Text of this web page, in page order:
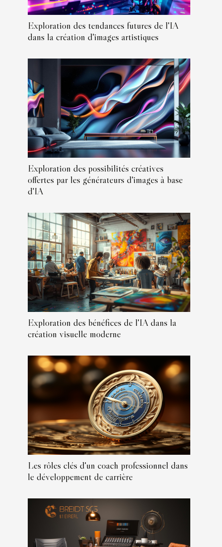
Exploration des tendances futures de l'IA
dans la création d'images artistiques
Exploration des possibilités créatives
offertes par les générateurs d'images à base
d'IA
Exploration des bénéfices de l'IA dans la
création visuelle moderne
Les rôles clés d'un coach professionnel dans
le développement de carrière